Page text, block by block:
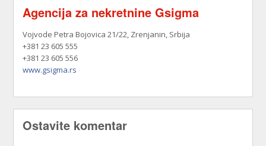
Agencija za nekretnine Gsigma
Vojvode Petra Bojovica 21/22, Zrenjanin, Srbija
+381 23 605 555
+381 23 605 556
www.gsigma.rs
Ostavite komentar